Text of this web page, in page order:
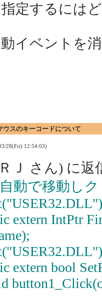
定するには
イベントを
ウスのキーコードについて
28(Fri) 12:54:03)
Ｊ さん) に返
動で移動し
extern IntPtr
extern bool